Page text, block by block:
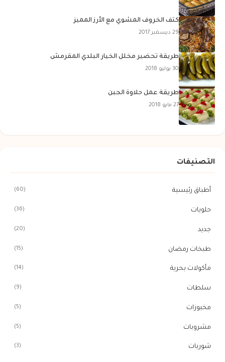
كتف الخروف المشوي مع الأرز المميز
29 ديسمبر 2017
طريقة تحضير مخلل الخيار البلدي المقرمش
30 يوليو 2018
طريقة عمل حلاوة الجبن
27 مايو 2018
التصنيفات
أطباق رئيسية (60)
حلويات (36)
جديد (20)
طبخات رمضان (15)
مأكولات بحرية (14)
سلطات (9)
مخبوزات (5)
مشروبات (5)
شوربات (3)